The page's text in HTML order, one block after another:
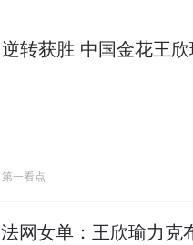
逆转获胜 中国金花王
第一看点
法网女单：王欣瑜力克